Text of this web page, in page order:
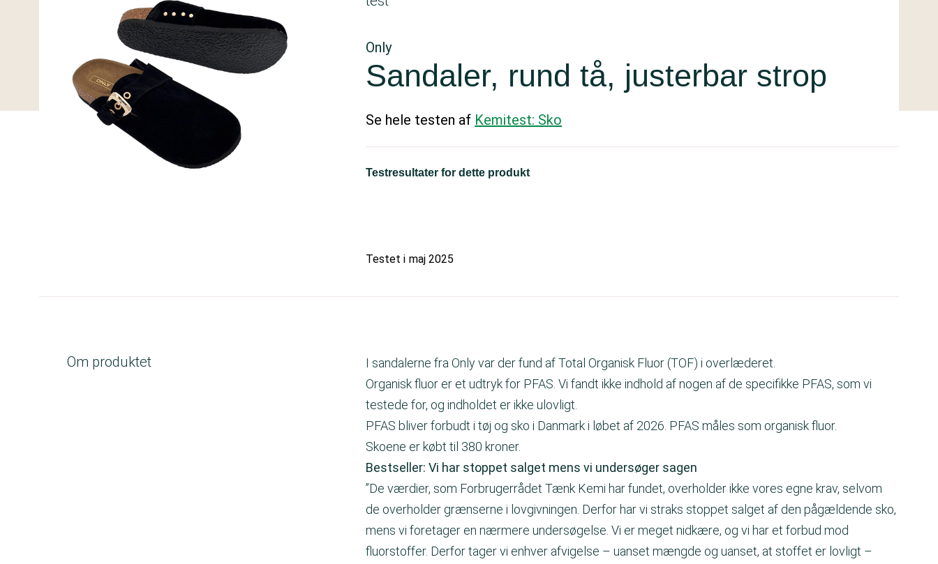
Only
Sandaler, rund tå, justerbar strop
Se hele testen af Kemitest: Sko
Testresultater for dette produkt
Testet i maj 2025
Om produktet
I sandalerne fra Only var der fund af Total Organisk Fluor (TOF) i overlæderet.
Organisk fluor er et udtryk for PFAS. Vi fandt ikke indhold af nogen af de specifikke PFAS, som vi
testede for, og indholdet er ikke ulovligt.
PFAS bliver forbudt i tøj og sko i Danmark i løbet af 2026. PFAS måles som organisk fluor.
Skoene er købt til 380 kroner.
Bestseller: Vi har stoppet salget mens vi undersøger sagen
”De værdier, som Forbrugerrådet Tænk Kemi har fundet, overholder ikke vores egne krav, selvom
de overholder grænserne i lovgivningen. Derfor har vi straks stoppet salget af den pågældende sko,
mens vi foretager en nærmere undersøgelse. Vi er meget nidkære, og vi har et forbud mod
fluorstoffer. Derfor tager vi enhver afvigelse – uanset mængde og uanset, at stoffet er lovligt –